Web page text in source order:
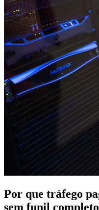
Por que tráfego
sem funil